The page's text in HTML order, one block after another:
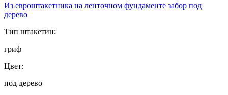
Из евроштакетника на ленточном фундаменте забор под
дерево
Тип штакетин:
гриф
Цвет:
под дерево